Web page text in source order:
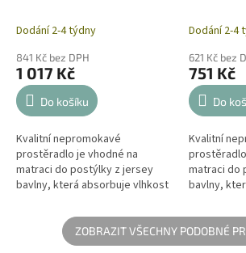
Dodání 2-4 týdny
841 Kč bez DPH
1 017 Kč
Do košíku
Kvalitní nepromokavé
prostěradlo je vhodné na
matraci do postýlky z jersey
bavlny, která absorbuje vlhkost
Napínací prostěradlo chrání
62x125cm
Dodání 2-4
621 Kč bez
751 Kč
Do
Kvalitní
matraci do
bavlny,
Napínací
matraci...
ZOBRAZIT VŠECHNY PODOBNÉ